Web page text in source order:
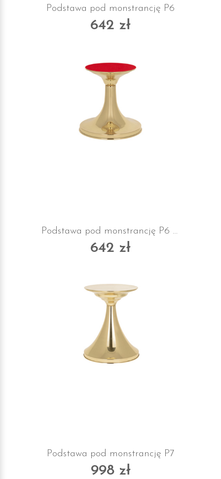
Podstawa pod monstrancję P6
642 zł
Podstawa pod monstrancję P6 z suknem
642 zł
Podstawa pod monstrancję P7
998 zł